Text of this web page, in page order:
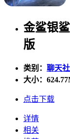
金鲨银
版
类别： 聊天
大小：
点击下载
详情
相关